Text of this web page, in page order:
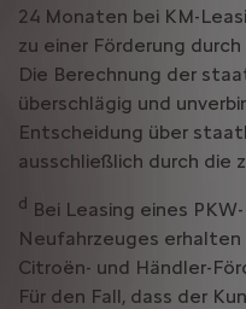
24 Monaten bei KM-
zu einer Förderung
Die Berechnung der
überschlägig und
Entscheidung über
ausschließlich durch die
d Bei Leasing eines
Neufahrzeuges
Citroën- und Händler-
Für den Fall, dass der